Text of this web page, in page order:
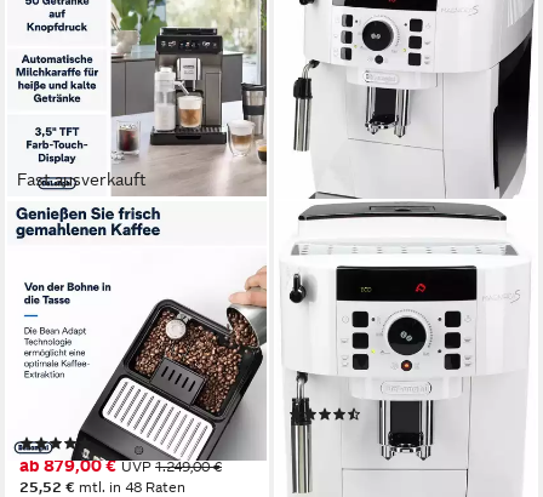
Fast ausverkauft
DE'LONGHI
Explore Cold Brew
ECAM450.86.T - 100
Rezepte (App), heiß & kalt
300 g
Bohnenkapazität
Pumpendruck
Touch-Bedienung Bedienung
(101)
ab 879,00 € UVP 1.249,00 €
25,52 € mtl. in 48 Raten
Kaffeevollautomat Magnifica S
ECAM21.118.W - mit Barista-
Milchaufschäumer, Weiß
Bohnenkapazität
Pumpendruck
Drehregler, Direktwahltasten
299,00 € UVP 740,00 €
nur diesen Monat
14,85 €